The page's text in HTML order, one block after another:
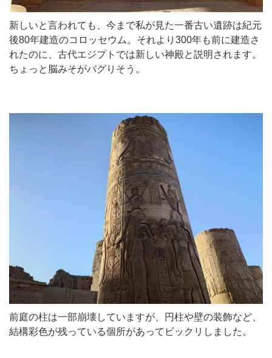
新しいと言われても、今まで私が見た一番古い遺跡は紀元
後80年建造のコロッセウム。それより300年も前に建造さ
れたのに、古代エジプトでは新しい神殿と説明されます。
ちょっと脳みそがバグりそう。
前庭の柱は一部崩壊していますが、円柱や壁の装飾など、
結構彩色が残っている個所があってビックリしました。